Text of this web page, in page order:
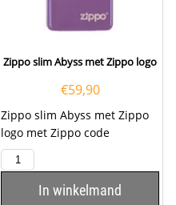
Zippo slim Abyss met Zippo logo
€59,90
Zippo slim Abyss met Zippo
logo met Zippo code
60001263.
In winkelmand